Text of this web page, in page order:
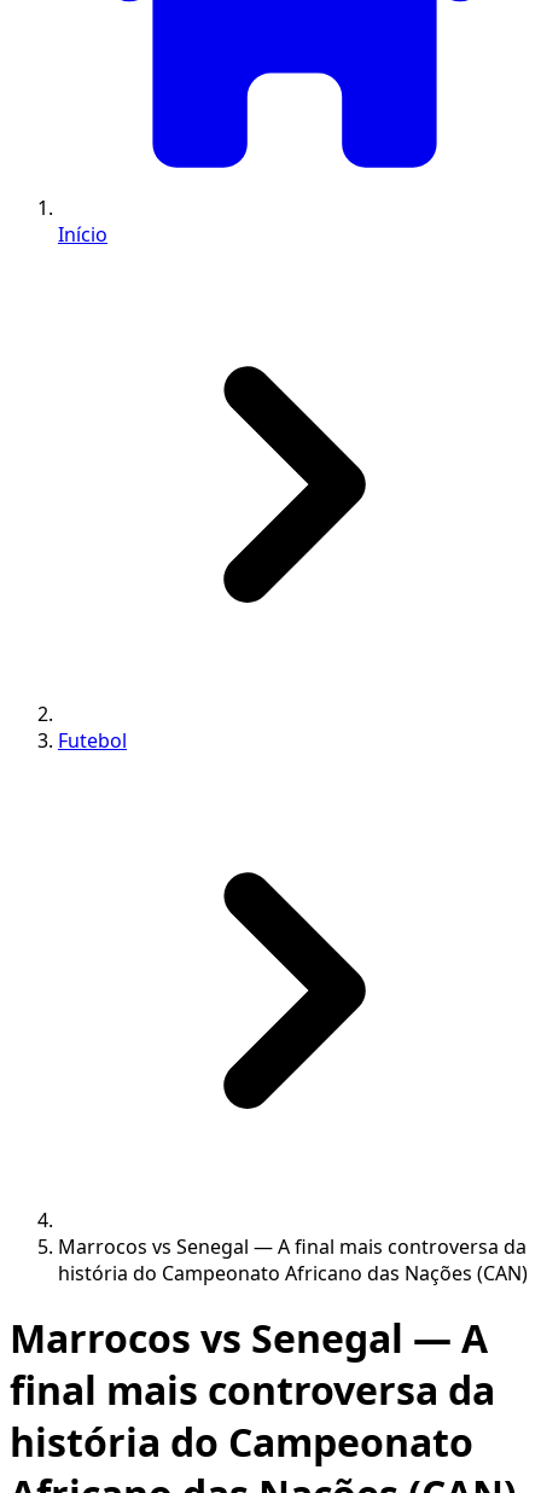
Início
Futebol
Marrocos vs Senegal — A final mais controversa da
história do Campeonato Africano das Nações (CAN)
Marrocos vs Senegal — A
final mais controversa da
história do Campeonato